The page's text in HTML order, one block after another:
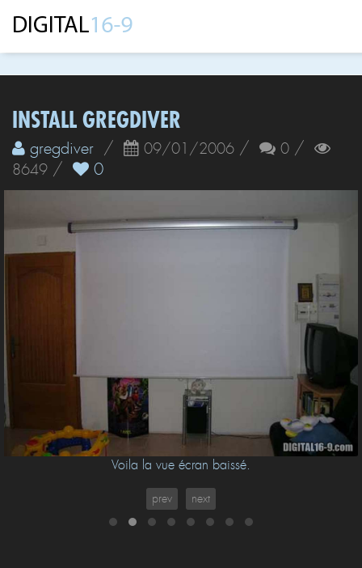
INSTALL GREGDIVER
gregdiver / 09/01/2006 / 0 /
8649 / 0
Voila la vue écran baissé.
prev next